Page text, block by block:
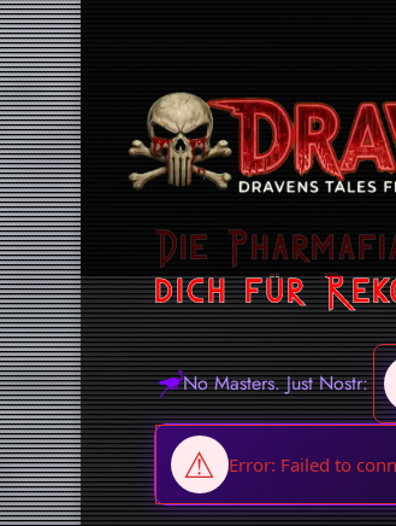
Die
dich für
No Masters. Just Nostr: